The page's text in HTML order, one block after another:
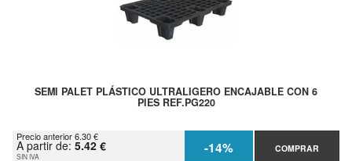
SEMI PALET PLÁSTICO ULTRALIGERO ENCAJABLE CON 6
PIES REF.PG220
Precio anterior 6.30 €
A partir de: 5.42 €
SIN IVA -14% COMPRAR